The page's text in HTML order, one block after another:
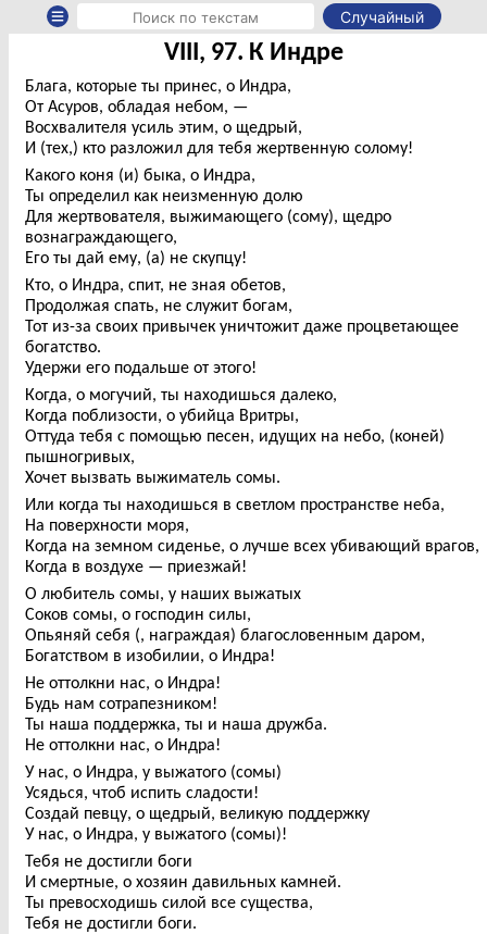
Случайный
VIII, 97. К Индре
Блага, которые ты принес, о Индра,
От Асуров, обладая небом, —
Восхвалителя усиль этим, о щедрый,
И (тех,) кто разложил для тебя жертвенную солому!
Какого коня (и) быка, о Индра,
Ты определил как неизменную долю
Для жертвователя, выжимающего (сому), щедро
вознаграждающего,
Его ты дай ему, (а) не скупцу!
Кто, о Индра, спит, не зная обетов,
Продолжая спать, не служит богам,
Тот из-за своих привычек уничтожит даже процветающее
богатство.
Удержи его подальше от этого!
Когда, о могучий, ты находишься далеко,
Когда поблизости, о убийца Вритры,
Оттуда тебя с помощью песен, идущих на небо, (коней)
пышногривых,
Хочет вызвать выжиматель сомы.
Или когда ты находишься в светлом пространстве неба,
На поверхности моря,
Когда на земном сиденье, о лучше всех убивающий врагов,
Когда в воздухе — приезжай!
О любитель сомы, у наших выжатых
Соков сомы, о господин силы,
Опьяняй себя (, награждая) благословенным даром,
Богатством в изобилии, о Индра!
Не оттолкни нас, о Индра!
Будь нам сотрапезником!
Ты наша поддержка, ты и наша дружба.
Не оттолкни нас, о Индра!
У нас, о Индра, у выжатого (сомы)
Усядься, чтоб испить сладости!
Создай певцу, о щедрый, великую поддержку
У нас, о Индра, у выжатого (сомы)!
Тебя не достигли боги
И смертные, о хозяин давильных камней.
Ты превосходишь силой все существа,
Тебя не достигли боги.